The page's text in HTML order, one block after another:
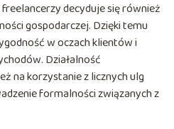
decyduje się również
gospodarczej. Dzięki temu
w oczach klientów i
Działalność
na korzystanie z licznych ulg
formalności związanych z